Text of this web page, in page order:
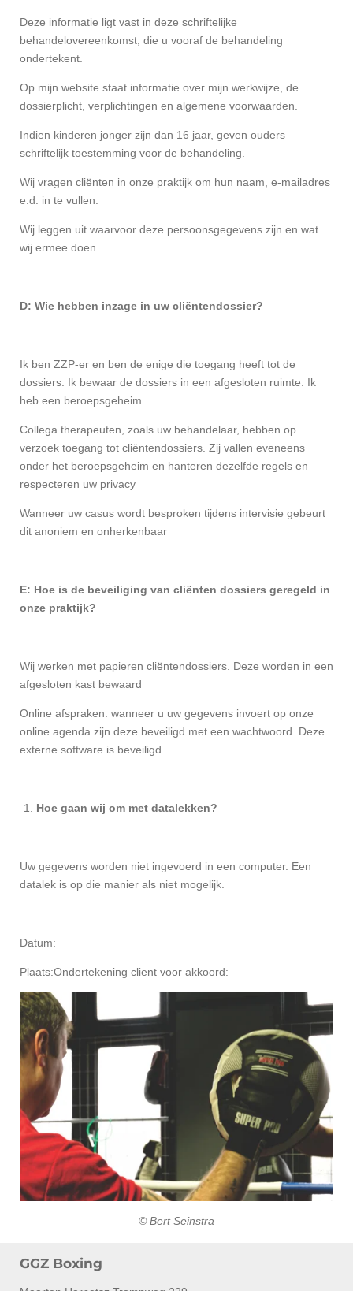
Deze informatie ligt vast in deze schriftelijke
behandelovereenkomst, die u vooraf de behandeling
ondertekent.
Op mijn website staat informatie over mijn werkwijze, de
dossierplicht, verplichtingen en algemene voorwaarden.
Indien kinderen jonger zijn dan 16 jaar, geven ouders
schriftelijk toestemming voor de behandeling.
Wij vragen cliënten in onze praktijk om hun naam, e-mailadres
e.d. in te vullen.
Wij leggen uit waarvoor deze persoonsgegevens zijn en wat
wij ermee doen
D: Wie hebben inzage in uw cliëntendossier?
Ik ben ZZP-er en ben de enige die toegang heeft tot de
dossiers. Ik bewaar de dossiers in een afgesloten ruimte. Ik
heb een beroepsgeheim.
Collega therapeuten, zoals uw behandelaar, hebben op
verzoek toegang tot cliëntendossiers. Zij vallen eveneens
onder het beroepsgeheim en hanteren dezelfde regels en
respecteren uw privacy
Wanneer uw casus wordt besproken tijdens intervisie gebeurt
dit anoniem en onherkenbaar
E: Hoe is de beveiliging van cliënten dossiers geregeld in
onze praktijk?
Wij werken met papieren cliëntendossiers. Deze worden in een
afgesloten kast bewaard
Online afspraken: wanneer u uw gegevens invoert op onze
online agenda zijn deze beveiligd met een wachtwoord. Deze
externe software is beveiligd.
Hoe gaan wij om met datalekken?
Uw gegevens worden niet ingevoerd in een computer. Een
datalek is op die manier als niet mogelijk.
Datum:
Plaats:Ondertekening client voor akkoord:
© Bert Seinstra
GGZ Boxing